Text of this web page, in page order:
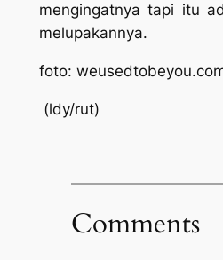
mengingatnya tapi itu
melupakannya.
foto:
(ldy/rut)
Comments